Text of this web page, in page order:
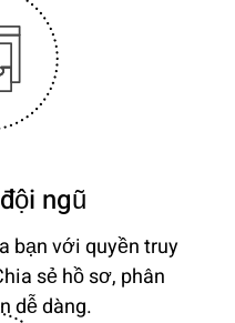
ngũ
bạn với quyền truy
sẻ hồ sơ, phân
dễ dàng.